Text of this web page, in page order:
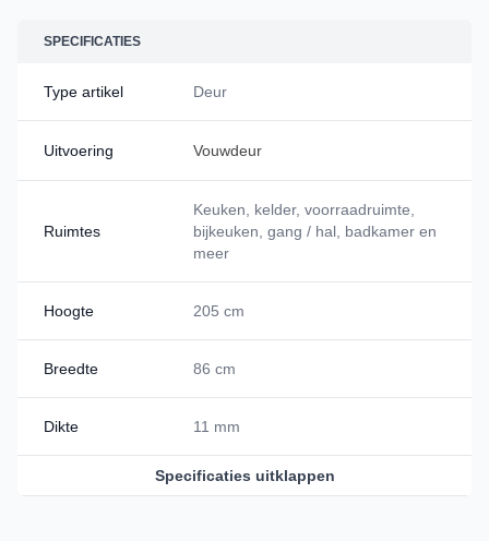
SPECIFICATIES
Type artikel Deur
Uitvoering Vouwdeur
Ruimtes
Keuken, kelder, voorraadruimte,
bijkeuken, gang / hal, badkamer en
meer
Hoogte 205 cm
Breedte 86 cm
Dikte 11 mm
Specificaties uitklappen